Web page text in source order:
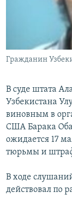
Гражданин
В суде штата
Узбекистана
виновным в
США Барака
ожидается 17
тюрьмы и
В ходе
действовал по